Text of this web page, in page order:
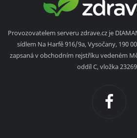
Provozovatelem serveru zdrave.cz je
sídlem Na Harfě 916/9a, Vysočany, 190
zapsaná v obchodním rejstříku vedeném
oddíl C, vložka